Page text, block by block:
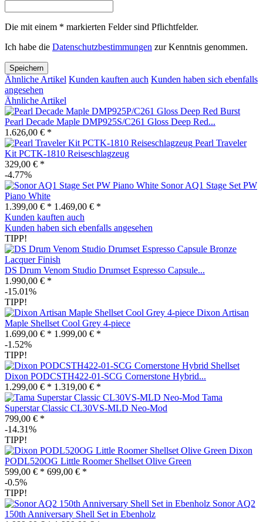
Die mit einem * markierten Felder sind Pflichtfelder.
Ich habe die Datenschutzbestimmungen zur Kenntnis genommen.
Speichern
Ähnliche Artikel Kunden kauften auch Kunden haben sich ebenfalls
angesehen
Ähnliche Artikel
Pearl Decade Maple DMP925S/C261 Gloss Deep Red...
1.626,00 € *
Pearl Traveler
Kit PCTK-1810 Reiseschlagzeug
329,00 € *
-4.77%
Sonor AQ1 Stage Set PW
Piano White
1.399,00 € * 1.469,00 € *
Kunden kauften auch
Kunden haben sich ebenfalls angesehen
TIPP!
DS Drum Venom Studio Drumset Espresso Capsule...
1.990,00 € *
-15.01%
TIPP!
Dixon Artisan
Maple Shellset Cool Grey 4-piece
1.699,00 € * 1.999,00 € *
-1.52%
TIPP!
Dixon PODCSTH422-01-SCG Cornerstone Hybrid...
1.299,00 € * 1.319,00 € *
Tama
Superstar Classic CL30VS-MLD Neo-Mod
799,00 € *
-14.31%
TIPP!
Dixon
PODL520OG Little Roomer Shellset Olive Green
599,00 € * 699,00 € *
-0.5%
TIPP!
Sonor AQ2
150th Anniversary Shell Set in Ebenholz